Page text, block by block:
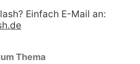
Einfach E-Mail an:
Thema